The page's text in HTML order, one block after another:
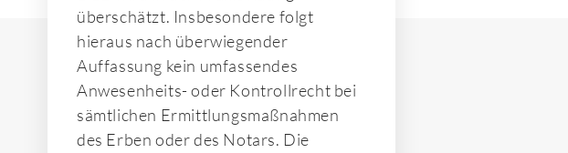
überschätzt. Insbesondere folgt
hieraus nach überwiegender
Auffassung kein umfassendes
Anwesenheits- oder Kontrollrecht bei
sämtlichen Ermittlungsmaßnahmen
des Erben oder des Notars. Die